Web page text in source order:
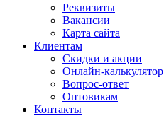
Реквизиты
Вакансии
Карта сайта
Клиентам
Скидки и акции
Онлайн-калькулятор
Вопрос-ответ
Оптовикам
Контакты